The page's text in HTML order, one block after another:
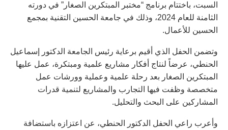
السبت، باختتام برنامج “مختبر المبتكرين الصغار” في دورته
الثامنة للعام 2024، وذلك في جامعة الحسين التقنية بمجمع
الحسين للأعمال.
وتضمن الحفل الذي أقيم برعاية رئيس الجامعة الدكتور إسماعيل
الحنطي، عرضاً لنتاج أفكار مشاريع علمية ومبتكرة، عمل عليها
المبتكرين الصغار بعد رحلة علمية وعملية وورشات عمل
متخصصة وظفت فيها التجارب والمشاريع لتنمية قدرات
المشاركين على البحث والتحليل.
وأعرب راعي الحفل الدكتور الحنطي، عن اعتزازه باستضافة